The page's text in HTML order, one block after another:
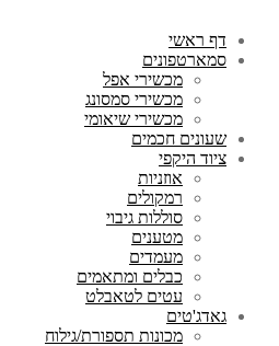
דף ראשי
סמארטפונים
מכשירי אפל
מכשירי סמסונג
מכשירי שיאומי
שעונים חכמים
ציוד היקפי
אוזניות
רמקולים
סוללות גיבוי
מטענים
מעמדים
כבלים ומתאמים
עטים לטאבלט
גאדג'טים
מכונות תספורת/גילוח